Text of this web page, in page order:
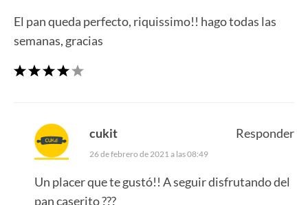
El pan queda perfecto, riquissimo!! hago todas las
semanas, gracias
cukit
26 de febrero de 2021 a las 08:49
Un placer que te gustó!! A seguir disfrutando del
pan caserito ???
Responder